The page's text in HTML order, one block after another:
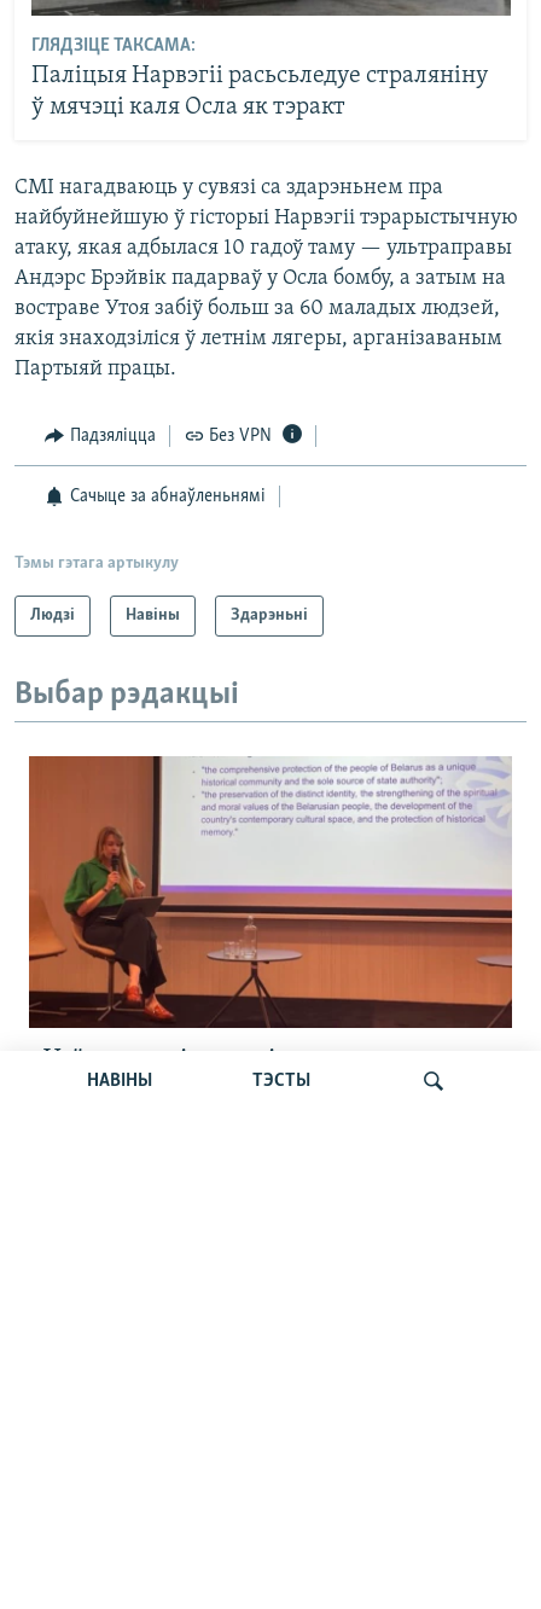
НАВІНЫ ТЭСТЫ
ГЛЯДЗІЦЕ ТАКСАМА:
Паліцыя Нарвэгіі расьсьледуе страляніну
ў мячэці каля Осла як тэракт
СМІ нагадваюць у сувязі са здарэньнем пра
найбуйнейшую ў гісторыі Нарвэгіі тэрарыстычную
атаку, якая адбылася 10 гадоў таму — ультраправы
Андэрс Брэйвік падарваў у Осла бомбу, а затым на
востраве Утоя забіў больш за 60 маладых людзей,
якія знаходзіліся ў летнім лягеры, арганізаваным
Партыяй працы.
Падзяліцца Без VPN
Сачыце за абнаўленьнямі
Тэмы гэтага артыкулу
Людзі Навіны Здарэньні
Выбар рэдакцыі
«Усё кепска і вельмі кепска».
Як прайшла дыскусія «Мова, культура,